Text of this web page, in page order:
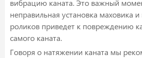
вибрацию каната. Это важный
неправильная установка маховика
роликов приведет к повреждению
самого каната.
Говоря о натяжении каната мы